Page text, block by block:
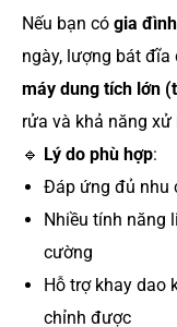
Nếu bạn có gia
ngày, lượng bát
máy dung tích lớn
rửa và khả năng
🔹 Lý do phù hợp:
Đáp ứng đủ nhu
Nhiều tính năng
cường
Hỗ trợ khay dao
chỉnh được